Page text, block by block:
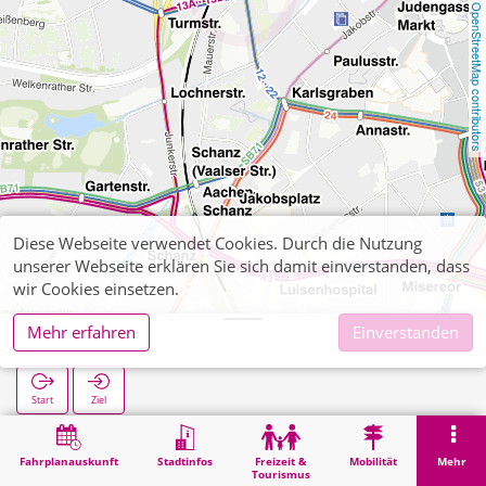
OpenStreetMap contributors
Fahrplanauskunft Stadtinfos
Freizeit &
Tourismus
Mobilität Mehr
Königstraße
Start Ziel
Suche
Diese Webseite verwendet Cookies. Durch die Nutzung
unserer Webseite erklären Sie sich damit einverstanden, dass
wir Cookies einsetzen.
Mehr erfahren
Einverstanden